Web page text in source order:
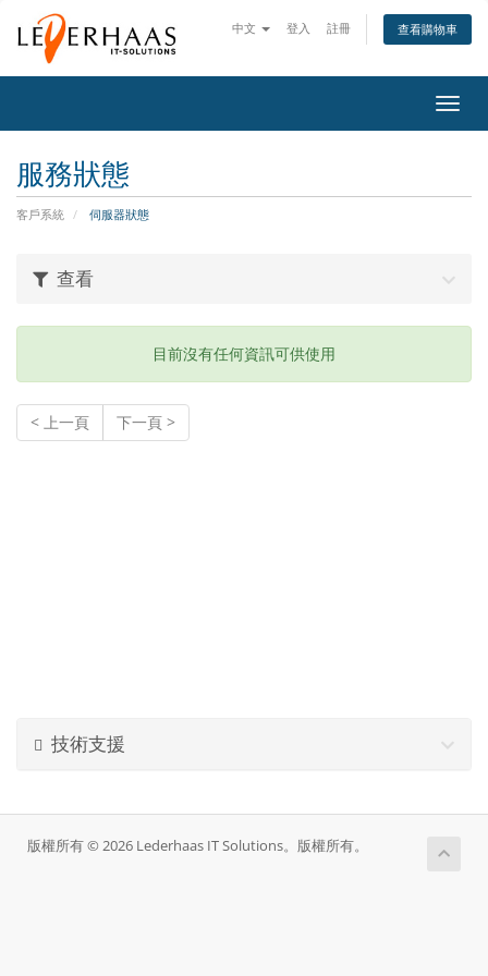
中文 登入 註冊 查看購物車
切
換
服務狀態
客戶系統 伺服器狀態
查看
目前沒有任何資訊可供使用
< 上一頁 下一頁 >
技術支援
版權所有 © 2026 Lederhaas IT Solutions。版權所有。